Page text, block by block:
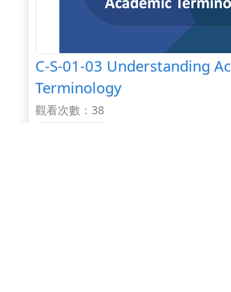
C-S-01-03 Understanding
Terminology
觀看次數：38